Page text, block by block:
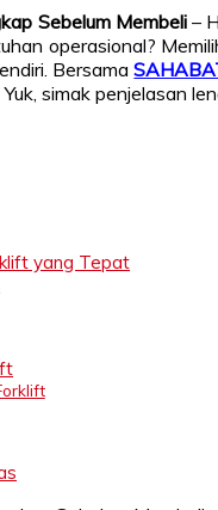
Sebelum Membeli–
operasional?
Bersama
simak penjelasan
yang Tepat